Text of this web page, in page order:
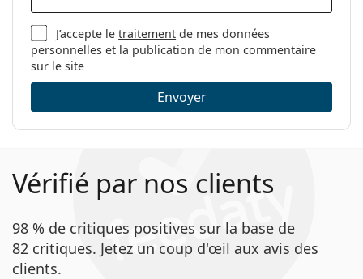
Marque:
Saint Laurent
Code:
SL 259 003 53
J’accepte letraitement de mes données
personnelles et la publication de mon commentaire
sur le site
Envoyer
Vérifié par nos clients
98 % de critiques positives sur la base de
82 critiques. Jetez un coup d'œil aux avis des
clients.